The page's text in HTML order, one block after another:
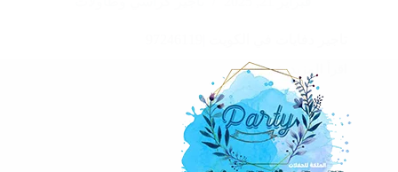
دفايات
الكويت
|97246119